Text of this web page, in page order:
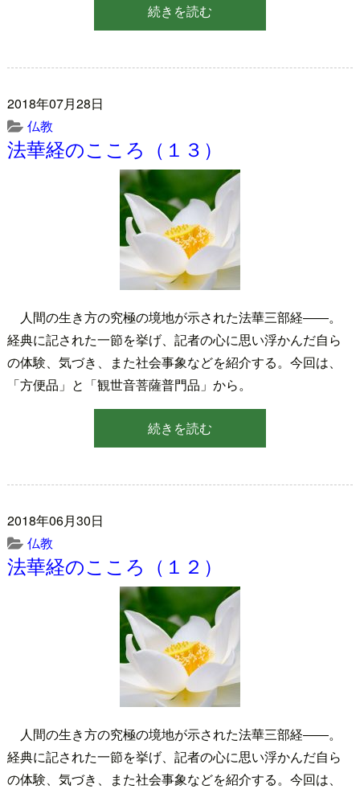
続きを読む
2018年07月28日
仏教
法華経のこころ（１３）
人間の生き方の究極の境地が示された法華三部経――。
経典に記された一節を挙げ、記者の心に思い浮かんだ自ら
の体験、気づき、また社会事象などを紹介する。今回は、
「方便品」と「観世音菩薩普門品」から。
続きを読む
2018年06月30日
仏教
法華経のこころ（１２）
人間の生き方の究極の境地が示された法華三部経――。
経典に記された一節を挙げ、記者の心に思い浮かんだ自ら
の体験、気づき、また社会事象などを紹介する。今回は、